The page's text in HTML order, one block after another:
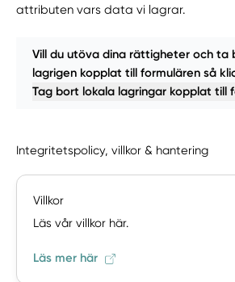
attributen vars data vi lagrar.
Vill du utöva dina rättigheter och ta
lagrigen kopplat till formulären så
Tag bort lokala lagringar kopplat till
Integritetspolicy, villkor & hantering
Villkor
Läs vår villkor här.
Läs mer här